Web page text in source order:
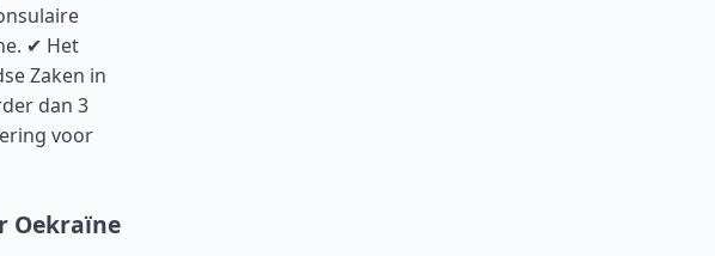
✔ Het
Zaken in
dan 3
voor
Oekraïne